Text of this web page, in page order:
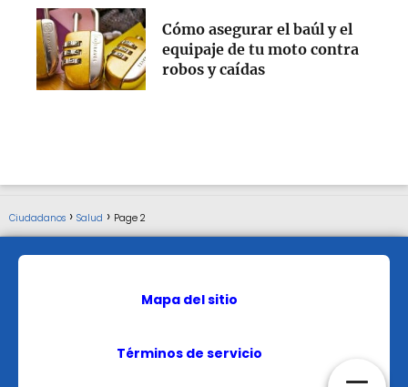
Cómo asegurar el baúl y el
equipaje de tu moto contra
robos y caídas
Ciudadanos Salud Page 2
Mapa del sitio
Términos de servicio